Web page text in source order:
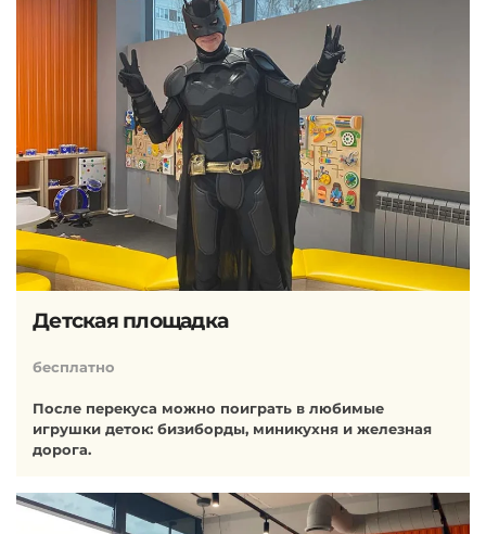
Детская площадка
бесплатно
После перекуса можно поиграть в любимые
игрушки деток: бизиборды, миникухня и железная
дорога.